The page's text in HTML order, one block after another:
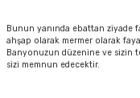
Bunun yanında ebattan ziyade
ahşap olarak mermer olarak
Banyonuzun düzenine ve sizin
sizi memnun edecektir.